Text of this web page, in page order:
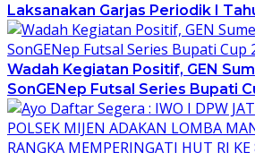
Laksanakan Garjas Periodik I
Wadah Kegiatan Positif, GEN
SonGENep Futsal Series Bupati